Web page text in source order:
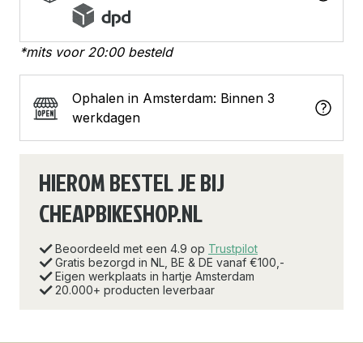
*mits voor 20:00 besteld
Ophalen in Amsterdam: Binnen 3
werkdagen
HIEROM BESTEL JE BIJ
CHEAPBIKESHOP.NL
Beoordeeld met een 4.9 op Trustpilot
Gratis bezorgd in NL, BE & DE vanaf €100,-
Eigen werkplaats in hartje Amsterdam
20.000+ producten leverbaar